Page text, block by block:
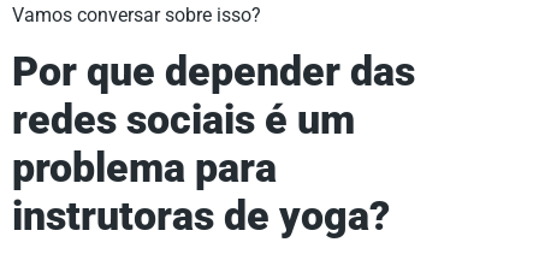
Vamos conversar sobre isso?
Por que depender das
redes sociais é um
problema para
instrutoras de yoga?